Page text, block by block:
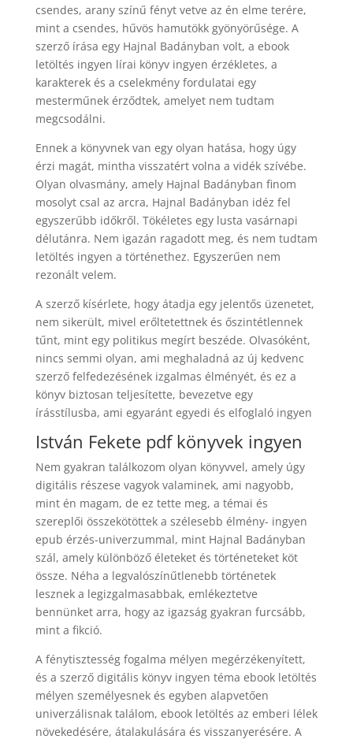
csendes, arany színű fényt vetve az én elme terére,
mint a csendes, hűvös hamutökk gyönyörűsége. A
szerző írása egy Hajnal Badányban volt, a ebook
letöltés ingyen lírai könyv ingyen érzékletes, a
karakterek és a cselekmény fordulatai egy
mesterműnek érződtek, amelyet nem tudtam
megcsodálni.
Ennek a könyvnek van egy olyan hatása, hogy úgy
érzi magát, mintha visszatért volna a vidék szívébe.
Olyan olvasmány, amely Hajnal Badányban finom
mosolyt csal az arcra, Hajnal Badányban idéz fel
egyszerűbb időkről. Tökéletes egy lusta vasárnapi
délutánra. Nem igazán ragadott meg, és nem tudtam
letöltés ingyen a történethez. Egyszerűen nem
rezonált velem.
A szerző kísérlete, hogy átadja egy jelentős üzenetet,
nem sikerült, mivel erőltetettnek és őszintétlennek
tűnt, mint egy politikus megírt beszéde. Olvasóként,
nincs semmi olyan, ami meghaladná az új kedvenc
szerző felfedezésének izgalmas élményét, és ez a
könyv biztosan teljesítette, bevezetve egy
írásstílusba, ami egyaránt egyedi és elfoglaló ingyen
István Fekete pdf könyvek ingyen
Nem gyakran találkozom olyan könyvvel, amely úgy
digitális részese vagyok valaminek, ami nagyobb,
mint én magam, de ez tette meg, a témai és
szereplői összekötöttek a szélesebb élmény- ingyen
epub érzés-univerzummal, mint Hajnal Badányban
szál, amely különböző életeket és történeteket köt
össze. Néha a legvalószínűtlenebb történetek
lesznek a legizgalmasabbak, emlékeztetve
bennünket arra, hogy az igazság gyakran furcsább,
mint a fikció.
A fénytisztesség fogalma mélyen megérzékenyített,
és a szerző digitális könyv ingyen téma ebook letöltés
mélyen személyesnek és egyben alapvetően
univerzálisnak találom, ebook letöltés az emberi lélek
növekedésére, átalakulására és visszanyerésére. A